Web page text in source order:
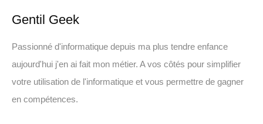
Gentil Geek
Passionné d'informatique depuis ma plus tendre enfance
aujourd'hui j'en ai fait mon métier. A vos côtés pour simplifier
votre utilisation de l'informatique et vous permettre de gagner
en compétences.